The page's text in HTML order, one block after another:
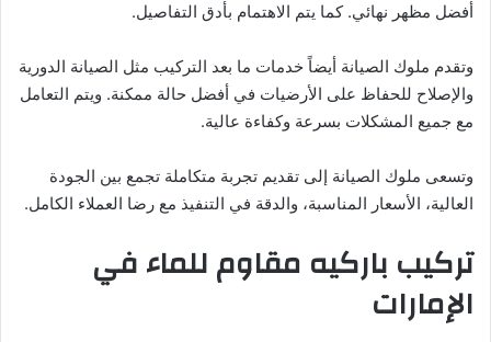
أفضل مظهر نهائي. كما يتم الاهتمام بأدق التفاصيل.
وتقدم ملوك الصيانة أيضاً خدمات ما بعد التركيب مثل الصيانة الدورية
والإصلاح للحفاظ على الأرضيات في أفضل حالة ممكنة. ويتم التعامل
مع جميع المشكلات بسرعة وكفاءة عالية.
وتسعى ملوك الصيانة إلى تقديم تجربة متكاملة تجمع بين الجودة
العالية، الأسعار المناسبة، والدقة في التنفيذ مع رضا العملاء الكامل.
تركيب باركيه مقاوم للماء في
الإمارات